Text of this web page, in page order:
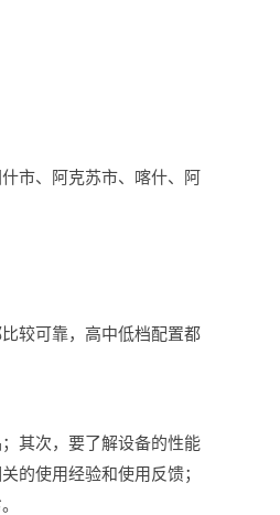
市、阿克苏市、喀什、阿
较可靠，高中低档配置都
其次，要了解设备的性能
的使用经验和使用反馈；